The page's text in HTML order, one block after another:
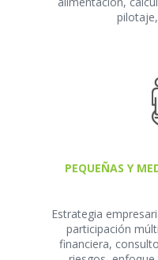
PEQUEÑAS Y
Estrategia
participación
financiera,